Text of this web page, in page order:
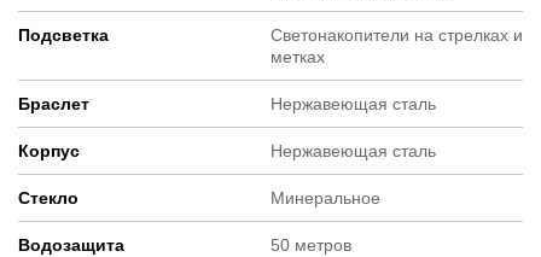
Подсветка
Светонакопители на стрелках и
метках
Браслет Нержавеющая сталь
Корпус Нержавеющая сталь
Стекло Минеральное
Водозащита 50 метров